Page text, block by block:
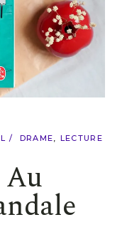
DRAME
LECTURE